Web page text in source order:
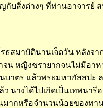
บสิ่งต่างๆ ที่ท่านอาจารย์
สมาบัตินานเจ็ดวัน หลังจา
น หญิงชรายากจนไม่มีอาห
บาตร แล้วพระมหากัสสปะ
ว นางได้ไปเกิดเป็นเทพนา
มากหรือจำนวนน้อยของท